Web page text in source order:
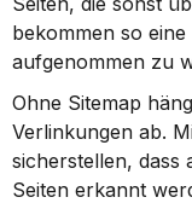
bekommen so
aufgenommen zu
Ohne Sitemap
Verlinkungen ab.
sicherstellen, dass
Seiten erkannt